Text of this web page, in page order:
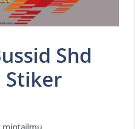
Shd
Stiker
mintailmu